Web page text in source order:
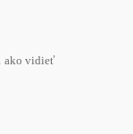
ako vidieť